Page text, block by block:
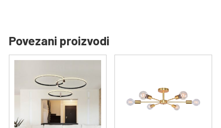
Povezani proizvodi